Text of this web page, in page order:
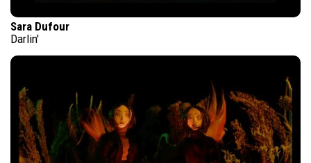
Sara Dufour
Darlin'